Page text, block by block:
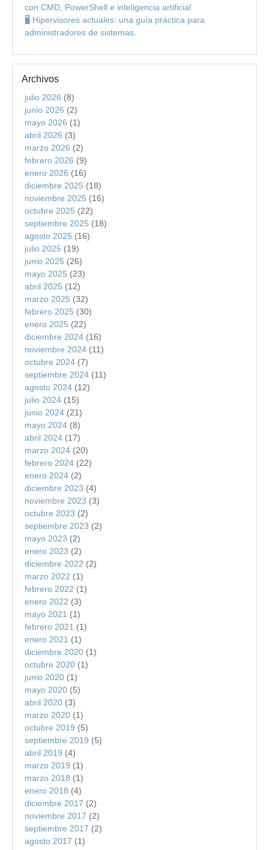
con CMD, PowerShell e inteligencia artificial
🖥️ Hipervisores actuales: una guía práctica para
administradores de sistemas.
Archivos
julio 2026 (8)
junio 2026 (2)
mayo 2026 (1)
abril 2026 (3)
marzo 2026 (2)
febrero 2026 (9)
enero 2026 (16)
diciembre 2025 (18)
noviembre 2025 (16)
octubre 2025 (22)
septiembre 2025 (18)
agosto 2025 (16)
julio 2025 (19)
junio 2025 (26)
mayo 2025 (23)
abril 2025 (12)
marzo 2025 (32)
febrero 2025 (30)
enero 2025 (22)
diciembre 2024 (16)
noviembre 2024 (11)
octubre 2024 (7)
septiembre 2024 (11)
agosto 2024 (12)
julio 2024 (15)
junio 2024 (21)
mayo 2024 (8)
abril 2024 (17)
marzo 2024 (20)
febrero 2024 (22)
enero 2024 (2)
diciembre 2023 (4)
noviembre 2023 (3)
octubre 2023 (2)
septiembre 2023 (2)
mayo 2023 (2)
enero 2023 (2)
diciembre 2022 (2)
marzo 2022 (1)
febrero 2022 (1)
enero 2022 (3)
mayo 2021 (1)
febrero 2021 (1)
enero 2021 (1)
diciembre 2020 (1)
octubre 2020 (1)
junio 2020 (1)
mayo 2020 (5)
abril 2020 (3)
marzo 2020 (1)
octubre 2019 (5)
septiembre 2019 (5)
abril 2019 (4)
marzo 2019 (1)
marzo 2018 (1)
enero 2018 (4)
diciembre 2017 (2)
noviembre 2017 (2)
septiembre 2017 (2)
agosto 2017 (1)